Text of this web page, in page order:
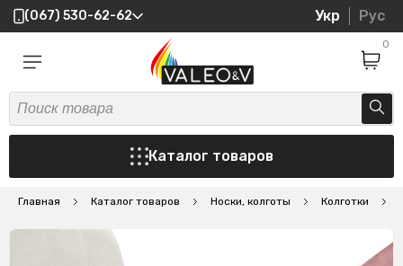
(067) 530-62-62 Укр Рус
0
Каталог товаров
Главная Каталог товаров Носки, колготы Колготки